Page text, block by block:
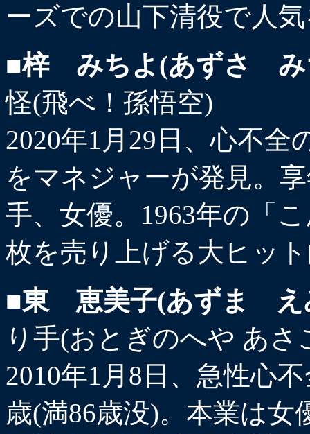
ーズでの山下清役で人
■梓 みちよ(あずさ み
怪(飛べ！孫悟空)
2020年1月29日、心不
をマネジャーが発見。
手、女優。1963年の「
枚を売り上げる大ヒッ
■東 恵美子(あずま え
り手(おとぎのへや あさ
2010年1月8日、 急性心
歳(満86歳没)。本業は